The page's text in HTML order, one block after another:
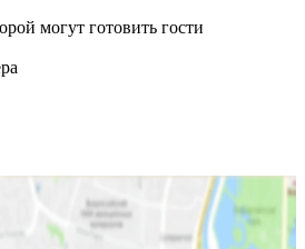
могут готовить гости